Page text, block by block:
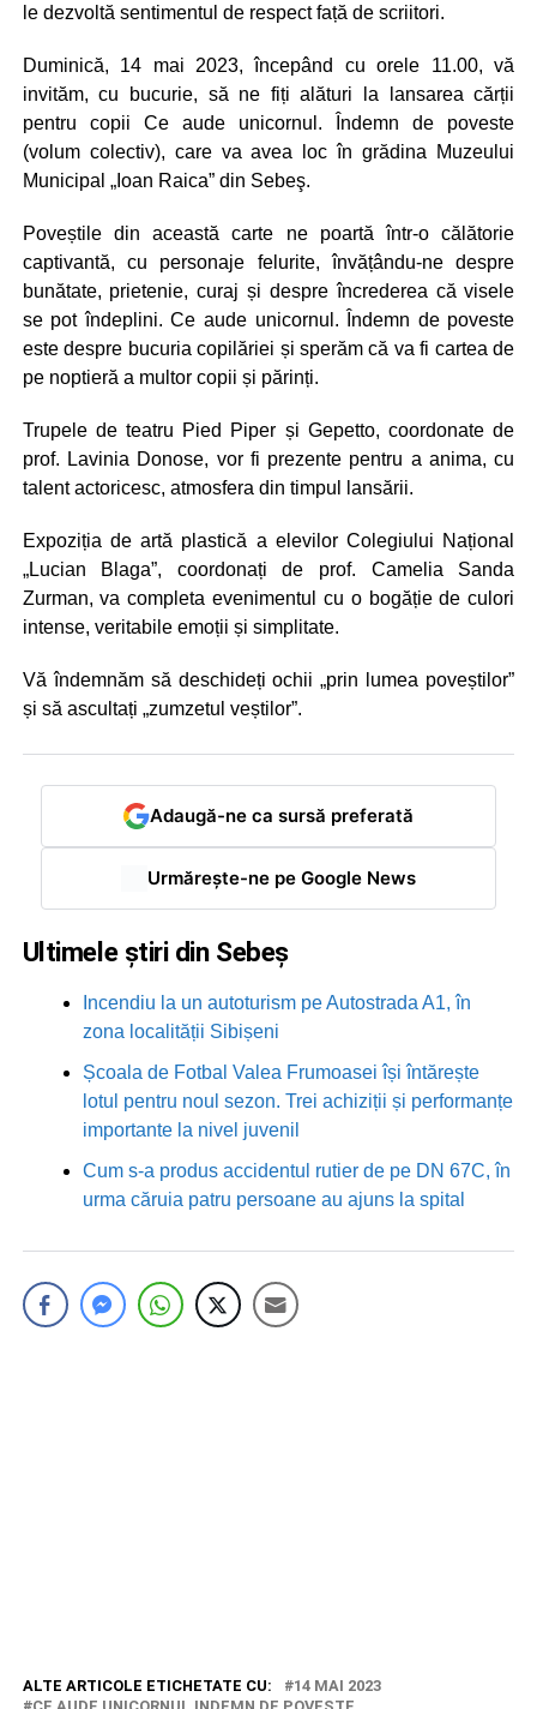
le dezvoltă sentimentul de respect față de scriitori.
Duminică, 14 mai 2023, începând cu orele 11.00, vă
invităm, cu bucurie, să ne fiți alături la lansarea cărții
pentru copii Ce aude unicornul. Îndemn de poveste
(volum colectiv), care va avea loc în grădina Muzeului
Municipal „Ioan Raica” din Sebeş.
Poveștile din această carte ne poartă într-o călătorie
captivantă, cu personaje felurite, învățându-ne despre
bunătate, prietenie, curaj și despre încrederea că visele
se pot îndeplini. Ce aude unicornul. Îndemn de poveste
este despre bucuria copilăriei și sperăm că va fi cartea de
pe noptieră a multor copii și părinți.
Trupele de teatru Pied Piper și Gepetto, coordonate de
prof. Lavinia Donose, vor fi prezente pentru a anima, cu
talent actoricesc, atmosfera din timpul lansării.
Expoziția de artă plastică a elevilor Colegiului Național
„Lucian Blaga”, coordonați de prof. Camelia Sanda
Zurman, va completa evenimentul cu o bogăție de culori
intense, veritabile emoții și simplitate.
Vă îndemnăm să deschideți ochii „prin lumea poveștilor”
și să ascultați „zumzetul veștilor”.
Adaugă-ne ca sursă preferată
Urmărește-ne pe Google News
Ultimele știri din Sebeș
Incendiu la un autoturism pe Autostrada A1, în
zona localității Sibișeni
Școala de Fotbal Valea Frumoasei își întărește
lotul pentru noul sezon. Trei achiziții și performanțe
importante la nivel juvenil
Cum s-a produs accidentul rutier de pe DN 67C, în
urma căruia patru persoane au ajuns la spital
ALTE ARTICOLE ETICHETATE CU:
14 MAI 2023